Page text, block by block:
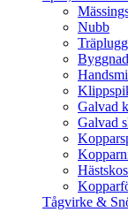
Nubb
Träplugg
Galvad
Galvad
Tågvirke &